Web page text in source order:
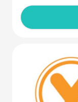
Market, Bakkal
et verdiğimiz
ok ve dizilim
İstenen Yetenek
Kişisel
alığında, en az